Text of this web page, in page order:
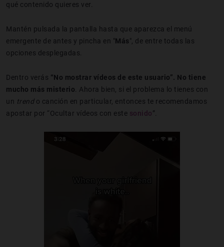
qué contenido quieres ver.
Mantén pulsada la pantalla hasta que aparezca el menú
emergente de antes y pincha en "Más", de entre todas las
opciones desplegadas.
Dentro verás “No mostrar vídeos de este usuario”. No tiene
mucho más misterio. Ahora bien, si el problema lo tienes con
un trend o canción en particular, entonces te recomendamos
apostar por “Ocultar vídeos con este sonido”.